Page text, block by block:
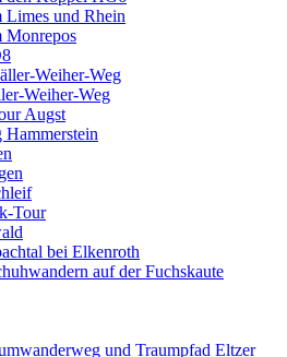
Limes und Rhein
Monrepos
Weiher-Weg
Weiher-Weg
Augst
Tour
bei Elkenroth
auf der Fuchskaute
und Traumpfad Eltzer